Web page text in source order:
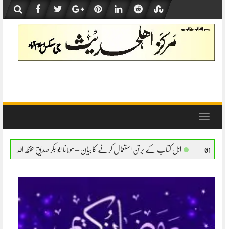
content
Toggle
استعمال کرنے کا بیان – مولانا ابو بکر صدیق حفظہ اللہ اہل کتاب کے برتن استعمال